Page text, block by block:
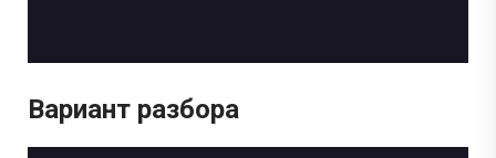
Вариант разбора